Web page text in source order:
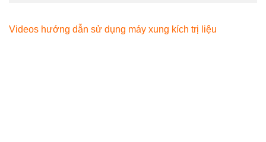
Videos hướng dẫn sử dụng máy xung kích trị liệu